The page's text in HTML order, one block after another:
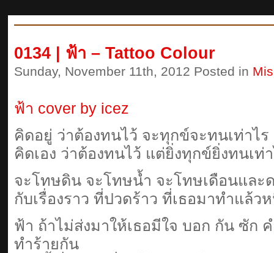
0134 | ฟ้า – Tattoo Colour
Sunday, November 11th, 2012 Posted in
ฟ้า cover by icez
คิดอยู่ ว่าต้องทนไว้ จะทุกข์จะทนเท่าไ
คิดเอง ว่าต้องทนไว้ แต่ยิ่งทุกข์ยิ่งทนเท่
จะโทษดิน จะโทษน้ำ จะโทษเดือนและ
กับเรื่องราว ที่ปวดร้าว ที่เธอมาทำแล้ว
ฟ้า ถ้าไม่ส่งมาให้เธอมีใจ บอก กัน ซัก
ทำร้ายกัน